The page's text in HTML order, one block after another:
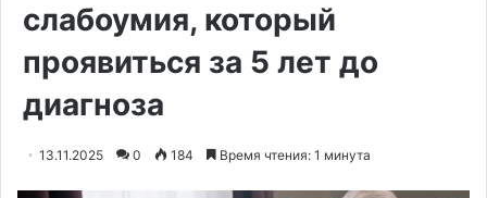
слабоумия, который
проявиться за 5 лет до
диагноза
13.11.2025 0 184 Время чтения: 1 минута